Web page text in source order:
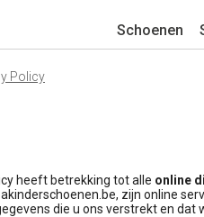
Schoenen
Policy
heeft betrekking tot alle online
zijn online
die u ons verstrekt en dat